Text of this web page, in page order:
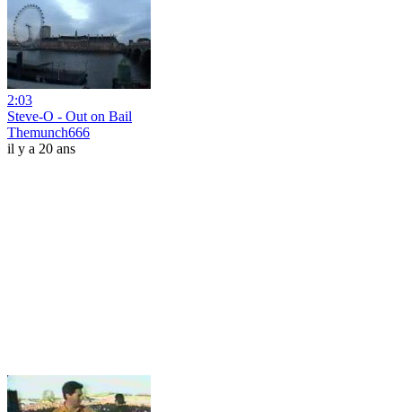
2:03
Steve-O - Out on Bail
Themunch666
il y a 20 ans